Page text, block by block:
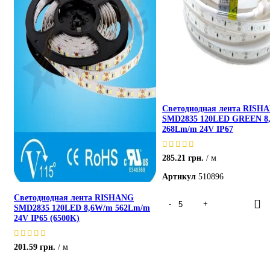
Светодиодная лента RISHANG
SMD2835 120LED 8,6W/m 562Lm/m
24V IP65 (6500K)
201.59 грн.
м
Светодиодная лента
SMD2835 120LED GREEN
268Lm/m 24V IP67
285.21 грн.
м
Артикул 510896